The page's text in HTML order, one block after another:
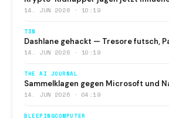
14. JUN 2026 · 10:19
T3N
Dashlane gehackt — Tresore futsch,
14. JUN 2026 · 10:19
THE AI JOURNAL
Sammelklagen gegen Microsoft und
14. JUN 2026 · 04:19
BLEEPINGCOMPUTER